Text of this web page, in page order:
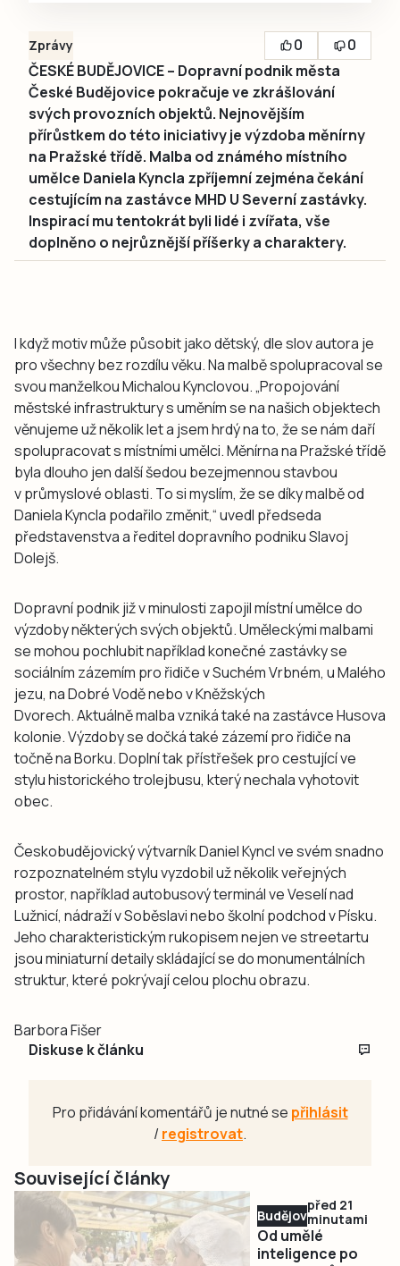
Zprávy 0
0
ČESKÉ BUDĚJOVICE – Dopravní podnik města
České Budějovice pokračuje ve zkrášlování
svých provozních objektů. Nejnovějším
přírůstkem do této iniciativy je výzdoba měnírny
na Pražské třídě. Malba od známého místního
umělce Daniela Kyncla zpříjemní zejména čekání
cestujícím na zastávce MHD U Severní zastávky.
Inspirací mu tentokrát byli lidé i zvířata, vše
doplněno o nejrůznější příšerky a charaktery.
I když motiv může působit jako dětský, dle slov autora je
pro všechny bez rozdílu věku. Na malbě spolupracoval se
svou manželkou Michalou Kynclovou. „Propojování
městské infrastruktury s uměním se na našich objektech
věnujeme už několik let a jsem hrdý na to, že se nám daří
spolupracovat s místními umělci. Měnírna na Pražské třídě
byla dlouho jen další šedou bezejmennou stavbou
v průmyslové oblasti. To si myslím, že se díky malbě od
Daniela Kyncla podařilo změnit,“ uvedl předseda
představenstva a ředitel dopravního podniku Slavoj
Dolejš.
Dopravní podnik již v minulosti zapojil místní umělce do
výzdoby některých svých objektů. Uměleckými malbami
se mohou pochlubit například konečné zastávky se
sociálním zázemím pro řidiče v Suchém Vrbném, u Malého
jezu, na Dobré Vodě nebo v Kněžských
Dvorech. Aktuálně malba vzniká také na zastávce Husova
kolonie. Výzdoby se dočká také zázemí pro řidiče na
točně na Borku. Doplní tak přístřešek pro cestující ve
stylu historického trolejbusu, který nechala vyhotovit
obec.
Českobudějovický výtvarník Daniel Kyncl ve svém snadno
rozpoznatelném stylu vyzdobil už několik veřejných
prostor, například autobusový terminál ve Veselí nad
Lužnicí, nádraží v Soběslavi nebo školní podchod v Písku.
Jeho charakteristickým rukopisem nejen ve streetartu
jsou miniaturní detaily skládající se do monumentálních
struktur, které pokrývají celou plochu obrazu.
Barbora Fišer
Diskuse k článku
Pro přidávání komentářů je nutné se přihlásit
/registrovat.
Související články
Budějovicko
před 21
minutami
Od umělé
inteligence po